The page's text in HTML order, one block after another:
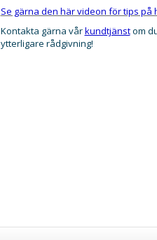
Se gärna den här videon för tips på
Kontakta gärna vårkundtjänstom
ytterligare rådgivning!